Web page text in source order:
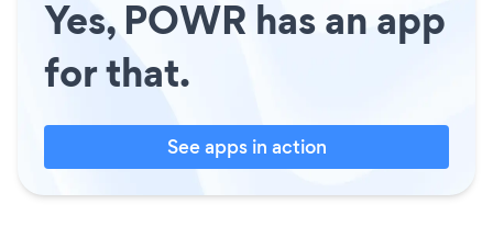
Yes, POWR has an app
for that.
See apps in action